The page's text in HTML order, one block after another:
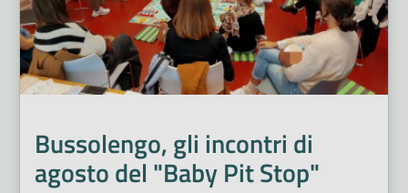
Bussolengo, gli incontri di
agosto del "Baby Pit Stop"